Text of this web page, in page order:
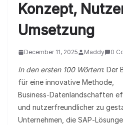
Konzept,
Umsetzung
December 11, 2025 Maddy 0
In den ersten 100 Wörtern: Der
für eine innovative Methode,
Business‑Datenlandschaften
und nutzerfreundlicher zu
Unternehmen, die